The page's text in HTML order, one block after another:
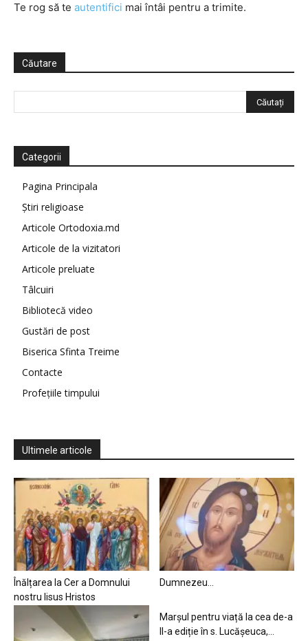
Te rog să te autentifici mai întâi pentru a trimite.
Căutare
Categorii
Pagina Principala
Știri religioase
Articole Ortodoxia.md
Articole de la vizitatori
Articole preluate
Tâlcuiri
Bibliotecă video
Gustări de post
Biserica Sfinta Treime
Contacte
Profețiile timpului
Ultimele articole
Înălțarea la Cer a Domnului
nostru Iisus Hristos
Dumnezeu…
Marșul pentru viață la cea de-a
II-a ediție în s. Lucășeuca,...